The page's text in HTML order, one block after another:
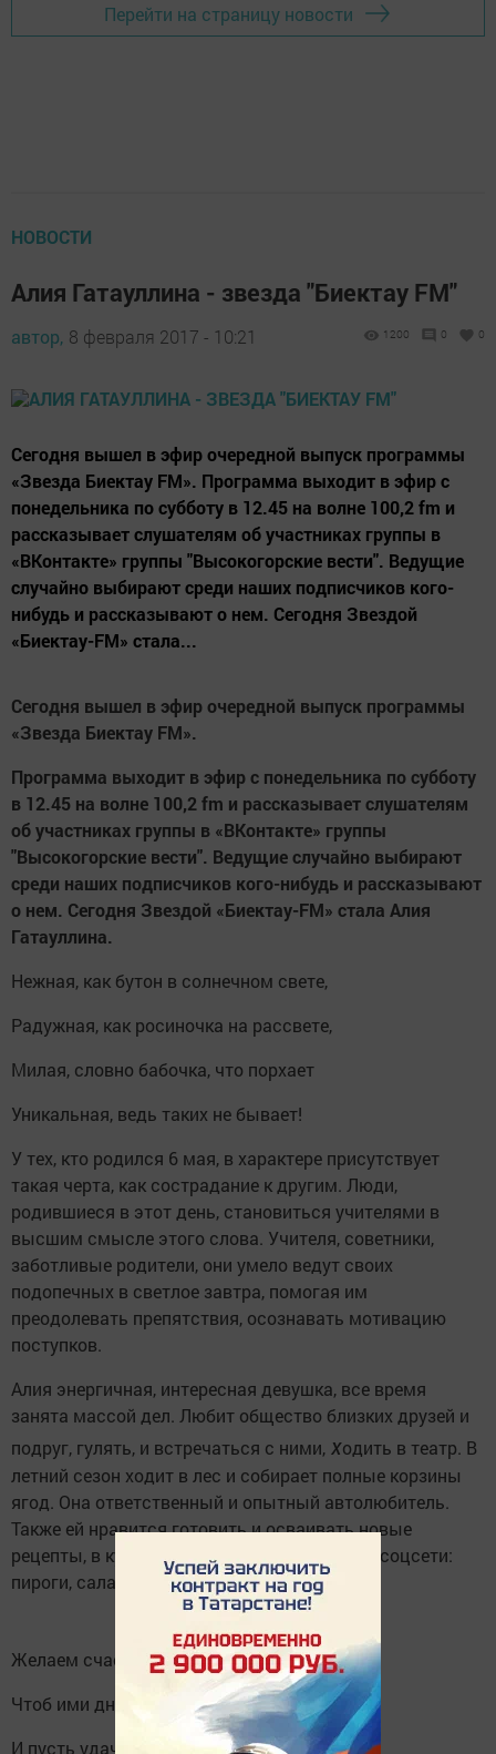
Перейти на страницу новости
НОВОСТИ
Алия Гатауллина - звезда "Биектау FM"
автор, 8 февраля 2017 - 10:21 1200 0 0
Сегодня вышел в эфир очередной выпуск программы
«Звезда Биектау FM». Программа выходит в эфир с
понедельника по субботу в 12.45 на волне 100,2 fm и
рассказывает слушателям об участниках группы в
«ВКонтакте» группы "Высокогорские вести". Ведущие
случайно выбирают среди наших подписчиков кого-
нибудь и рассказывают о нем. Сегодня Звездой
«Биектау-FM» стала...
Сегодня вышел в эфир очередной выпуск программы
«Звезда Биектау FM».
Программа выходит в эфир с понедельника по субботу
в 12.45 на волне 100,2 fm и рассказывает слушателям
об участниках группы в «ВКонтакте» группы
"Высокогорские вести". Ведущие случайно выбирают
среди наших подписчиков кого-нибудь и рассказывают
о нем. Сегодня Звездой «Биектау-FM» стала Алия
Гатауллина.
Нежная, как бутон в солнечном свете,
Радужная, как росиночка на рассвете,
Милая, словно бабочка, что порхает
Уникальная, ведь таких не бывает!
У тех, кто родился 6 мая, в характере присутствует
такая черта, как сострадание к другим. Люди,
родившиеся в этот день, становиться учителями в
высшим смысле этого слова. Учителя, советники,
заботливые родители, они умело ведут своих
подопечных в светлое завтра, помогая им
преодолевать препятствия, осознавать мотивацию
поступков.
Алия энергичная, интересная девушка, все время
занята массой дел. Любит общество близких друзей и
подруг, гулять, и встречаться с ними, ходить в театр. В
летний сезон ходит в лес и собирает полные корзины
ягод. Она ответственный и опытный автолюбитель.
Также ей нравится готовить и осваивать новые
рецепты, в кулинарных журналах и группах соцсети:
пироги, салаты, супы и много другое.
Желаем счастья, приключений,
Чтоб ими дни все наполнялись,
И пусть удача не забудет